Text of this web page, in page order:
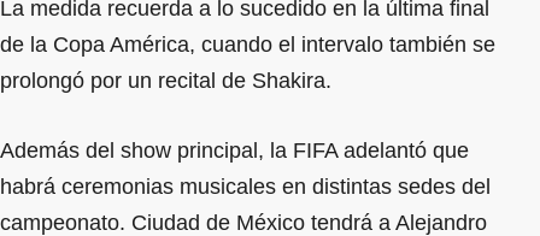
La medida recuerda a lo sucedido en la última final
de la Copa América, cuando el intervalo también se
prolongó por un recital de Shakira.
Además del show principal, la FIFA adelantó que
habrá ceremonias musicales en distintas sedes del
campeonato. Ciudad de México tendrá a Alejandro